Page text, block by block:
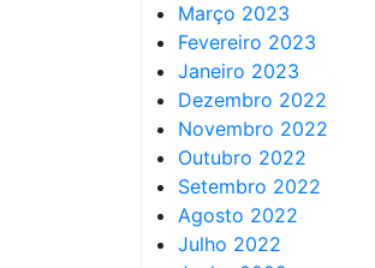
Março 2023
Fevereiro 2023
Janeiro 2023
Dezembro 2022
Novembro 2022
Outubro 2022
Setembro 2022
Agosto 2022
Julho 2022